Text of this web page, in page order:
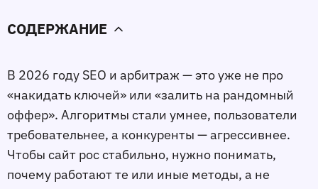
СОДЕРЖАНИЕ
В 2026 году SEO и арбитраж — это уже не про
«накидать ключей» или «залить на рандомный
оффер». Алгоритмы стали умнее, пользователи
требовательнее, а конкуренты — агрессивнее.
Чтобы сайт рос стабильно, нужно понимать,
почему работают те или иные методы, а не